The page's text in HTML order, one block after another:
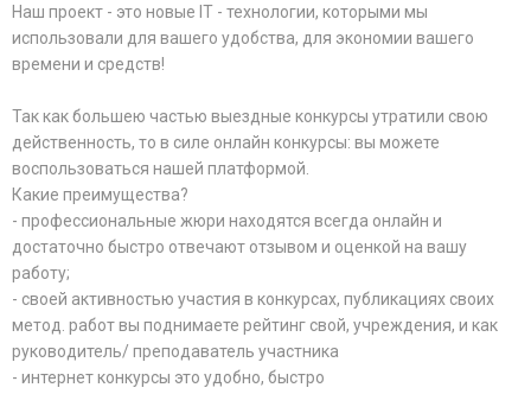
Наш проект - это новые IT - технологии, которыми мы
использовали для вашего удобства, для экономии вашего
времени и средств!
Так как большею частью выездные конкурсы утратили свою
действенность, то в силе онлайн конкурсы: вы можете
воспользоваться нашей платформой.
Какие преимущества?
- профессиональные жюри находятся всегда онлайн и
достаточно быстро отвечают отзывом и оценкой на вашу
работу;
- своей активностью участия в конкурсах, публикациях своих
метод. работ вы поднимаете рейтинг свой, учреждения, и как
руководитель/ преподаватель участника
- интернет конкурсы это удобно, быстро